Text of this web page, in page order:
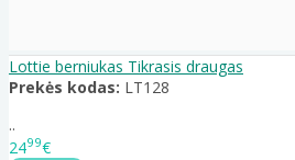
Lottie berniukas Tikrasis draugas
Prekės kodas: LT128
..
2499€